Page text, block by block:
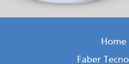
Home
Faber